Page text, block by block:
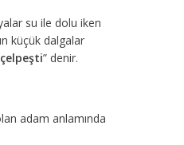
su ile dolu iken
küçük dalgalar
çelpeşti” denir.
adam anlamında